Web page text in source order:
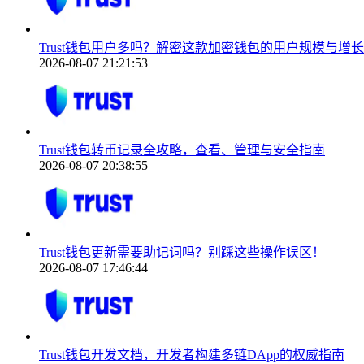
Trust钱包用户多吗？解密这款加密钱包的用户规模与增
2026-08-07 21:21:53
Trust钱包转币记录全攻略，查看、管理与安全指南
2026-08-07 20:38:55
Trust钱包更新需要助记词吗？别踩这些操作误区！
2026-08-07 17:46:44
Trust钱包开发文档，开发者构建多链DApp的权威指南